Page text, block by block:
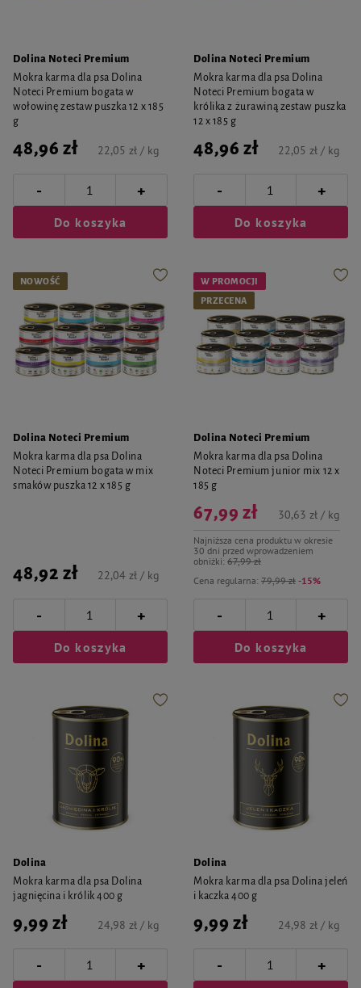
Dolina Noteci Premium
Mokra karma dla psa Dolina
Noteci Premium bogata w
wołowinę zestaw puszka 12 x 185
g
48,96 zł 22,05 zł / kg
- +
Do koszyka
Dolina Noteci Premium
Mokra karma dla psa Dolina
Noteci Premium bogata w
królika z żurawiną zestaw puszka
12 x 185 g
48,96 zł 22,05 zł / kg
- +
Do koszyka
NOWOŚĆ
Dolina Noteci Premium
Mokra karma dla psa Dolina
Noteci Premium bogata w mix
smaków puszka 12 x 185 g
48,92 zł 22,04 zł / kg
- +
Do koszyka
W PROMOCJI
PRZECENA
Dolina Noteci Premium
Mokra karma dla psa Dolina
Noteci Premium junior mix 12 x
185 g
Cena regularna: 79,99 zł -15%
67,99 zł
Najniższa cena produktu w okresie
30 dni przed wprowadzeniem
obniżki: 67,99 zł
30,63 zł / kg
- +
Do koszyka
Dolina
Mokra karma dla psa Dolina
jagnięcina i królik 400 g
9,99 zł 24,98 zł / kg
- +
Dolina
Mokra karma dla psa Dolina jeleń
i kaczka 400 g
9,99 zł 24,98 zł / kg
- +